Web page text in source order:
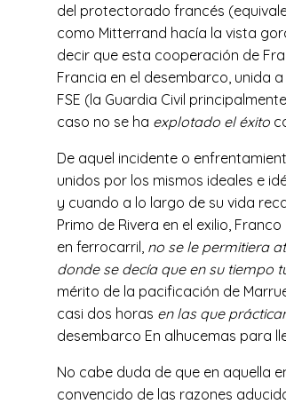
del protectorado francés
como Mitterrand hacía la vista
decir que esta cooperación de
Francia en el desembarco, unida
FSE (la Guardia Civil
caso no se ha explotado el éxito
De aquel incidente o
unidos por los mismos ideales e
y cuando a lo largo de su vida
Primo de Rivera en el exilio,
en ferrocarril, no se le permitiera
donde se decía que en su tiempo
mérito de la pacificación de
casi dos horas en las que
desembarco En alhucemas para
No cabe duda de que en aquella
convencido de las razones